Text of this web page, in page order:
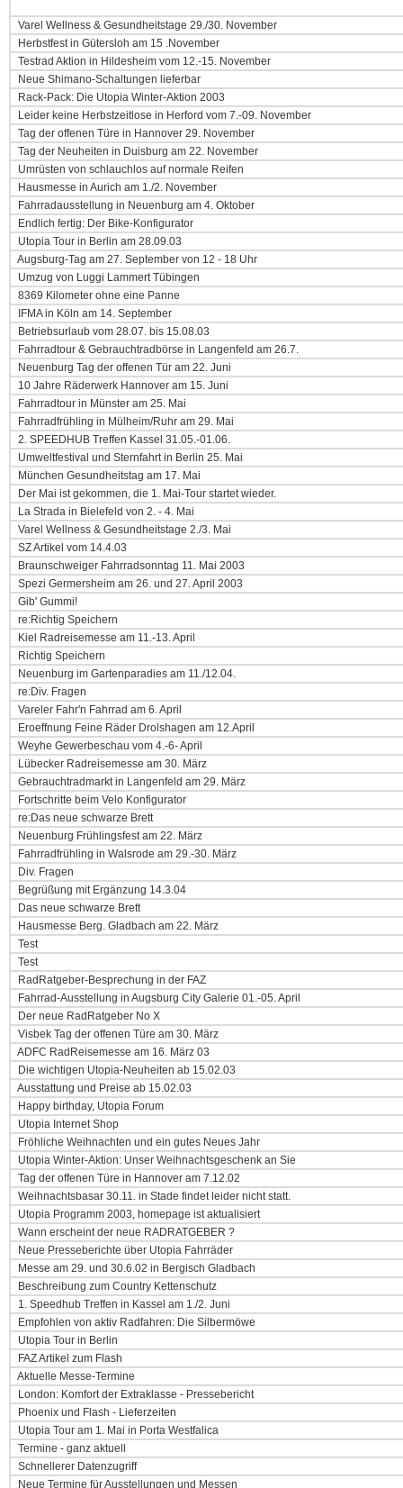
Varel Wellness & Gesundheitstage 29./30. November
Herbstfest in Gütersloh am 15 .November
Testrad Aktion in Hildesheim vom 12.-15. November
Neue Shimano-Schaltungen lieferbar
Rack-Pack: Die Utopia Winter-Aktion 2003
Leider keine Herbstzeitlose in Herford vom 7.-09. November
Tag der offenen Türe in Hannover 29. November
Tag der Neuheiten in Duisburg am 22. November
Umrüsten von schlauchlos auf normale Reifen
Hausmesse in Aurich am 1./2. November
Fahrradausstellung in Neuenburg am 4. Oktober
Endlich fertig: Der Bike-Konfigurator
Utopia Tour in Berlin am 28.09.03
Augsburg-Tag am 27. September von 12 - 18 Uhr
Umzug von Luggi Lammert Tübingen
8369 Kilometer ohne eine Panne
IFMA in Köln am 14. September
Betriebsurlaub vom 28.07. bis 15.08.03
Fahrradtour & Gebrauchtradbörse in Langenfeld am 26.7.
Neuenburg Tag der offenen Tür am 22. Juni
10 Jahre Räderwerk Hannover am 15. Juni
Fahrradtour in Münster am 25. Mai
Fahrradfrühling in Mülheim/Ruhr am 29. Mai
2. SPEEDHUB Treffen Kassel 31.05.-01.06.
Umweltfestival und Sternfahrt in Berlin 25. Mai
München Gesundheitstag am 17. Mai
Der Mai ist gekommen, die 1. Mai-Tour startet wieder.
La Strada in Bielefeld von 2. - 4. Mai
Varel Wellness & Gesundheitstage 2./3. Mai
SZ Artikel vom 14.4.03
Braunschweiger Fahrradsonntag 11. Mai 2003
Spezi Germersheim am 26. und 27. April 2003
Gib' Gummi!
re:Richtig Speichern
Kiel Radreisemesse am 11.-13. April
Richtig Speichern
Neuenburg im Gartenparadies am 11./12.04.
re:Div. Fragen
Vareler Fahr'n Fahrrad am 6. April
Eroeffnung Feine Räder Drolshagen am 12.April
Weyhe Gewerbeschau vom 4.-6- April
Lübecker Radreisemesse am 30. März
Gebrauchtradmarkt in Langenfeld am 29. März
Fortschritte beim Velo Konfigurator
re:Das neue schwarze Brett
Neuenburg Frühlingsfest am 22. März
Fahrradfrühling in Walsrode am 29.-30. März
Div. Fragen
Begrüßung mit Ergänzung 14.3.04
Das neue schwarze Brett
Hausmesse Berg. Gladbach am 22. März
Test
Test
RadRatgeber-Besprechung in der FAZ
Fahrrad-Ausstellung in Augsburg City Galerie 01.-05. April
Der neue RadRatgeber No X
Visbek Tag der offenen Türe am 30. März
ADFC RadReisemesse am 16. März 03
Die wichtigen Utopia-Neuheiten ab 15.02.03
Ausstattung und Preise ab 15.02.03
Happy birthday, Utopia Forum
Utopia Internet Shop
Fröhliche Weihnachten und ein gutes Neues Jahr
Utopia Winter-Aktion: Unser Weihnachtsgeschenk an Sie
Tag der offenen Türe in Hannover am 7.12.02
Weihnachtsbasar 30.11. in Stade findet leider nicht statt.
Utopia Programm 2003, homepage ist aktualisiert
Wann erscheint der neue RADRATGEBER ?
Neue Presseberichte über Utopia Fahrräder
Messe am 29. und 30.6.02 in Bergisch Gladbach
Beschreibung zum Country Kettenschutz
1. Speedhub Treffen in Kassel am 1./2. Juni
Empfohlen von aktiv Radfahren: Die Silbermöwe
Utopia Tour in Berlin
FAZ Artikel zum Flash
Aktuelle Messe-Termine
London: Komfort der Extraklasse - Pressebericht
Phoenix und Flash - Lieferzeiten
Utopia Tour am 1. Mai in Porta Westfalica
Termine - ganz aktuell
Schnellerer Datenzugriff
Neue Termine für Ausstellungen und Messen